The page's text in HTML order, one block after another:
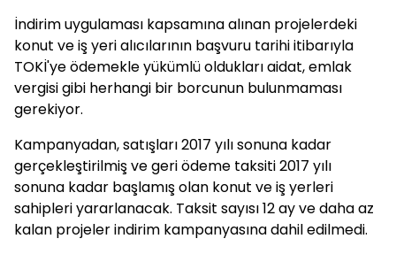
İndirim uygulaması kapsamına alınan projelerdeki
konut ve iş yeri alıcılarının başvuru tarihi itibarıyla
TOKİ'ye ödemekle yükümlü oldukları aidat, emlak
vergisi gibi herhangi bir borcunun bulunmaması
gerekiyor.
Kampanyadan, satışları 2017 yılı sonuna kadar
gerçekleştirilmiş ve geri ödeme taksiti 2017 yılı
sonuna kadar başlamış olan konut ve iş yerleri
sahipleri yararlanacak. Taksit sayısı 12 ay ve daha az
kalan projeler indirim kampanyasına dahil edilmedi.